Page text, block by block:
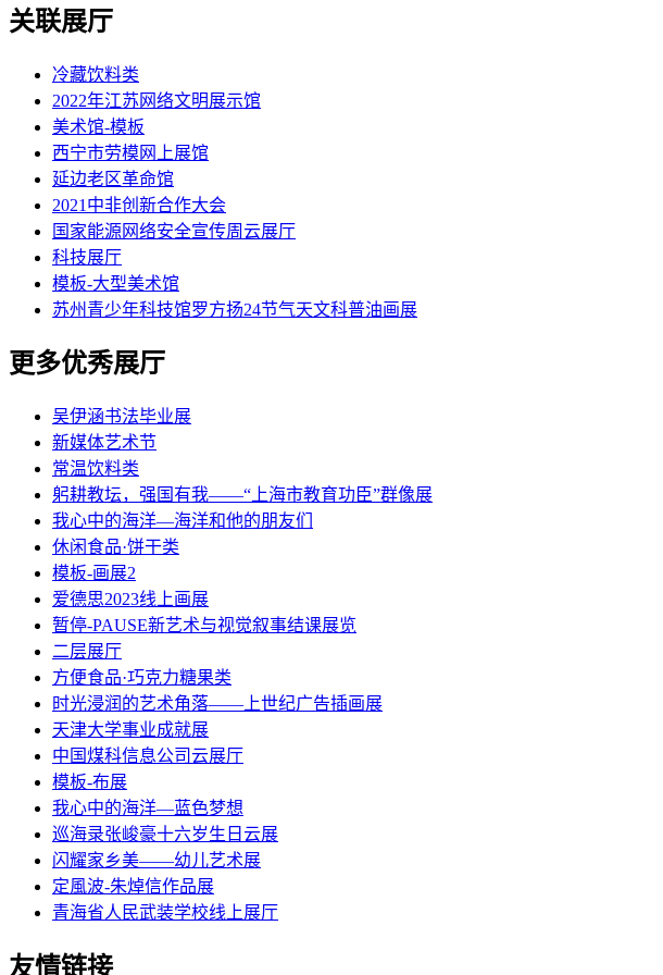
关联展厅
冷藏饮料类
2022年江苏网络文明展示馆
美术馆-模板
西宁市劳模网上展馆
延边老区革命馆
2021中非创新合作大会
国家能源网络安全宣传周云展厅
科技展厅
模板-大型美术馆
苏州青少年科技馆罗方扬24节气天文科普油画展
更多优秀展厅
吴伊涵书法毕业展
新媒体艺术节
常温饮料类
躬耕教坛，强国有我——“上海市教育功臣”群像展
我心中的海洋—海洋和他的朋友们
休闲食品·饼干类
模板-画展2
爱德思2023线上画展
暂停-PAUSE新艺术与视觉叙事结课展览
二层展厅
方便食品·巧克力糖果类
时光浸润的艺术角落——上世纪广告插画展
天津大学事业成就展
中国煤科信息公司云展厅
模板-布展
我心中的海洋—蓝色梦想
巡海录张峻豪十六岁生日云展
闪耀家乡美——幼儿艺术展
定風波-朱焯信作品展
青海省人民武装学校线上展厅
友情链接